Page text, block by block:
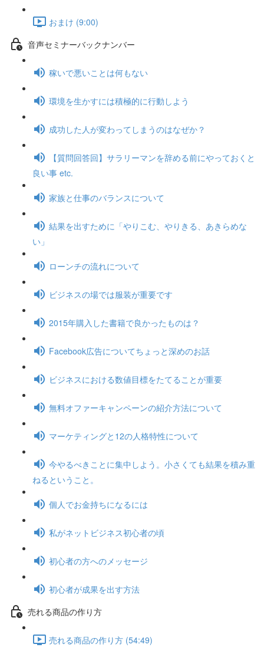
おまけ (9:00)
音声セミナーバックナンバー
稼いで悪いことは何もない
環境を生かすには積極的に行動しよう
成功した人が変わってしまうのはなぜか？
【質問回答回】サラリーマンを辞める前にやっておくと
良い事 etc.
家族と仕事のバランスについて
結果を出すために「やりこむ、やりきる、あきらめな
い」
ローンチの流れについて
ビジネスの場では服装が重要です
2015年購入した書籍で良かったものは？
Facebook広告についてちょっと深めのお話
ビジネスにおける数値目標をたてることが重要
無料オファーキャンペーンの紹介方法について
マーケティングと12の人格特性について
今やるべきことに集中しよう。小さくても結果を積み重
ねるということ。
個人でお金持ちになるには
私がネットビジネス初心者の頃
初心者の方へのメッセージ
初心者が成果を出す方法
売れる商品の作り方
売れる商品の作り方 (54:49)